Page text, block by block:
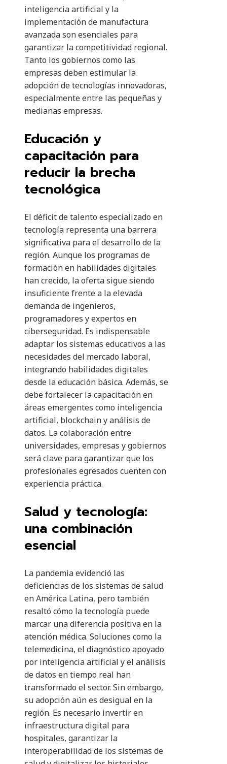
inteligencia artificial y la
implementación de manufactura
avanzada son esenciales para
garantizar la competitividad regional.
Tanto los gobiernos como las
empresas deben estimular la
adopción de tecnologías innovadoras,
especialmente entre las pequeñas y
medianas empresas.
Educación y
capacitación para
reducir la brecha
tecnológica
El déficit de talento especializado en
tecnología representa una barrera
significativa para el desarrollo de la
región. Aunque los programas de
formación en habilidades digitales
han crecido, la oferta sigue siendo
insuficiente frente a la elevada
demanda de ingenieros,
programadores y expertos en
ciberseguridad. Es indispensable
adaptar los sistemas educativos a las
necesidades del mercado laboral,
integrando habilidades digitales
desde la educación básica. Además, se
debe fortalecer la capacitación en
áreas emergentes como inteligencia
artificial, blockchain y análisis de
datos. La colaboración entre
universidades, empresas y gobiernos
será clave para garantizar que los
profesionales egresados cuenten con
experiencia práctica.
Salud y tecnología:
una combinación
esencial
La pandemia evidenció las
deficiencias de los sistemas de salud
en América Latina, pero también
resaltó cómo la tecnología puede
marcar una diferencia positiva en la
atención médica. Soluciones como la
telemedicina, el diagnóstico apoyado
por inteligencia artificial y el análisis
de datos en tiempo real han
transformado el sector. Sin embargo,
su adopción aún es desigual en la
región. Es necesario invertir en
infraestructura digital para
hospitales, garantizar la
interoperabilidad de los sistemas de